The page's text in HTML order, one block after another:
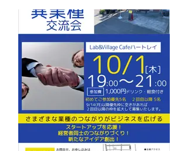
ながりなど、さまざまな視点から実際
の困りごとや体験を共有し、まずは
「知ること」「気づくこと」を大切に
したいと考えています。
障害のある人が暮らしやすいまちは、
高齢者や子育て世帯など、多くの人に
とっても暮らしやすいまちにつながる
はずです。まずは身近にある「見えな
い壁」を一緒に見つけることから始め
ませんか。
一緒に岩倉の未来を考えてみません
か。
も行います！
月によりアクセサリー販売や
切り花やドライフラワーなどの出店も
ございます。出店状況につきましては
お問合せ下さい。
小雨決行 大雨中止
店内では8時からモーニング営業致し
ます！
ビートルズの名曲を、
歌う・聴く・弾く・語る——
うたごえのような雰囲気で、みんなで
楽しむ音楽の時間です。
事前にリクエスト曲を受け付けてお
り、
楽器演奏ができる方は演奏で、
歌いたい方は歌唱でご参加いただけま
す。
聴くだけのご参加ももちろん大歓迎で
す。